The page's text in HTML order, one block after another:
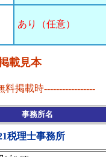
あり（任意）
載見本
料掲載時-----------------
事務所名
税理士事務所